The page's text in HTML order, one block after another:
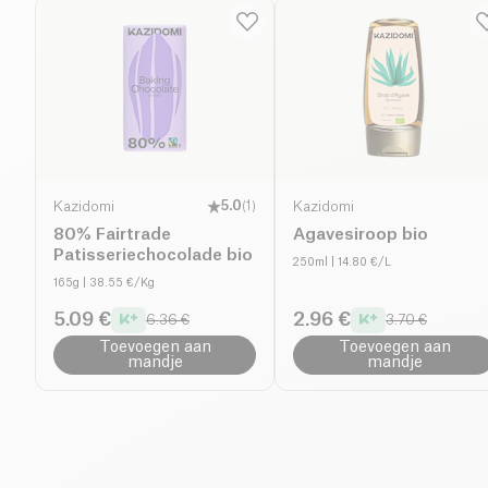
Kazidomi 5.0(1 )
80% Fairtrade
Patisseriechocolade bio
165g | 38.55 €/Kg
5.09 € 6.36 €
Toevoegen aan
mandje
Kazidomi
Agavesiroop bio
250ml | 14.80 €/L
2.96 € 3.70 €
Toevoegen aan
mandje